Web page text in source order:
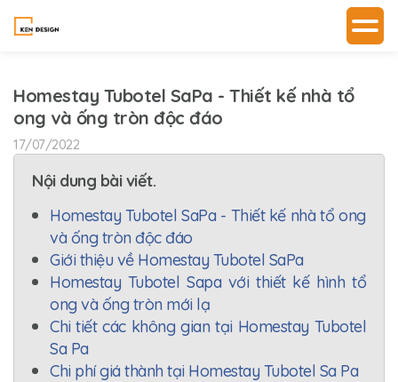
Homestay Tubotel SaPa - Thiết kế nhà tổ
ong và ống tròn độc đáo
17/07/2022
Nội dung bài viết.
Homestay Tubotel SaPa - Thiết kế nhà tổ ong
và ống tròn độc đáo
Giới thiệu về Homestay Tubotel SaPa
Homestay Tubotel Sapa với thiết kế hình tổ
ong và ống tròn mới lạ
Chi tiết các không gian tại Homestay Tubotel
Sa Pa
Chi phí giá thành tại Homestay Tubotel Sa Pa